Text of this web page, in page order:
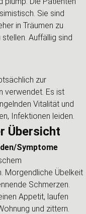
Sie sind
in Träumen zu
Auffällig sind
zur
verwendet. Es ist
Vitalität und
Infektionen leiden.
Übersicht
Symptome
Morgendliche Übelkeit
Schmerzen.
Appetit, laufen
und zittern.